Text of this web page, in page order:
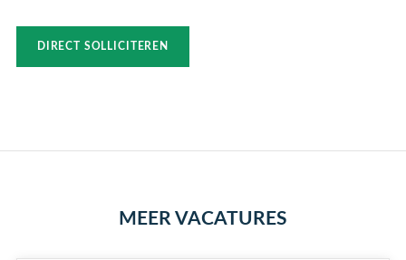
DIRECT SOLLICITEREN
MEER VACATURES